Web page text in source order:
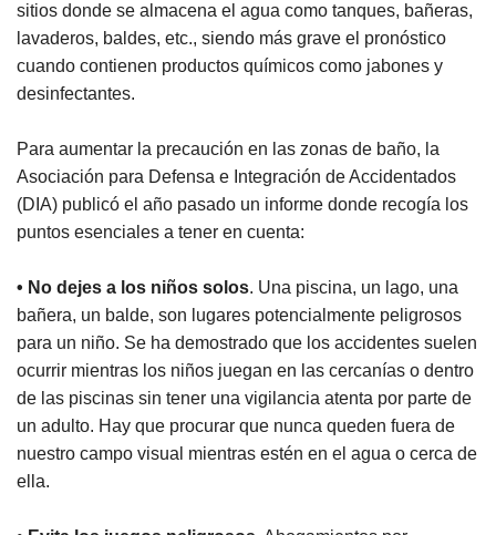
sitios donde se almacena el agua como tanques, bañeras,
lavaderos, baldes, etc., siendo más grave el pronóstico
cuando contienen productos químicos como jabones y
desinfectantes.
Para aumentar la precaución en las zonas de baño, la
Asociación para Defensa e Integración de Accidentados
(DIA) publicó el año pasado un informe donde recogía los
puntos esenciales a tener en cuenta:
• No dejes a los niños solos. Una piscina, un lago, una
bañera, un balde, son lugares potencialmente peligrosos
para un niño. Se ha demostrado que los accidentes suelen
ocurrir mientras los niños juegan en las cercanías o dentro
de las piscinas sin tener una vigilancia atenta por parte de
un adulto. Hay que procurar que nunca queden fuera de
nuestro campo visual mientras estén en el agua o cerca de
ella.